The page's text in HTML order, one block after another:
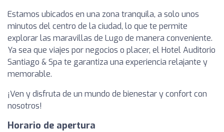
Estamos ubicados en una zona tranquila, a solo unos
minutos del centro de la ciudad, lo que te permite
explorar las maravillas de Lugo de manera conveniente.
Ya sea que viajes por negocios o placer, el Hotel Auditorio
Santiago & Spa te garantiza una experiencia relajante y
memorable.
¡Ven y disfruta de un mundo de bienestar y confort con
nosotros!
Horario de apertura